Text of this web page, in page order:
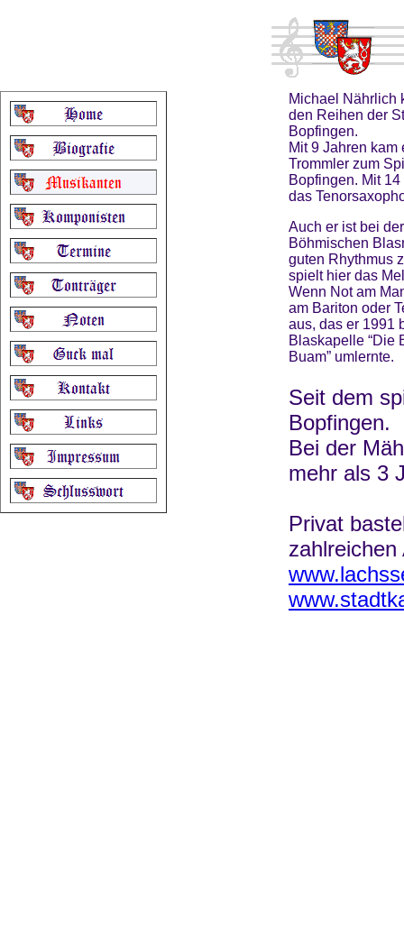
Michael Nährlich
den Reihen der
Bopfingen.
Mit 9 Jahren kam
Trommler zum
Bopfingen. Mit
das
Auch er ist bei
Böhmischen
guten Rhythmus
spielt hier das
Wenn Not am
am Bariton oder
aus, das er 1991
Blaskapelle “Die
Buam” umlernte.
Seit dem
Bopfingen.
Bei der
mehr als 3
Privat